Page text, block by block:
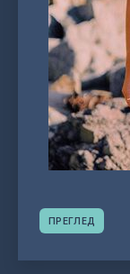
ПРЕГЛЕД